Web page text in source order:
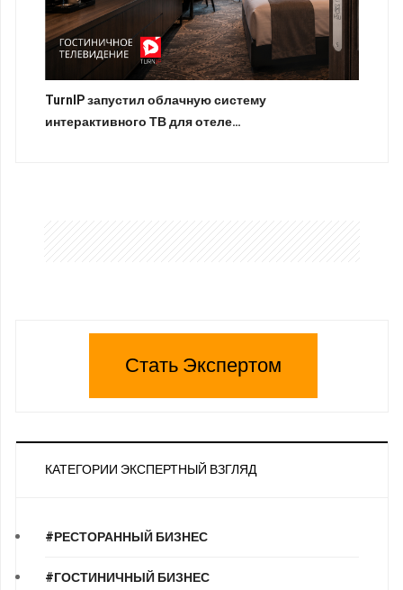
TurnIP запустил облачную систему
интерактивного ТВ для отеле…
Стать Экспертом
КАТЕГОРИИ ЭКСПЕРТНЫЙ ВЗГЛЯД
#РЕСТОРАННЫЙ БИЗНЕС
#ГОСТИНИЧНЫЙ БИЗНЕС